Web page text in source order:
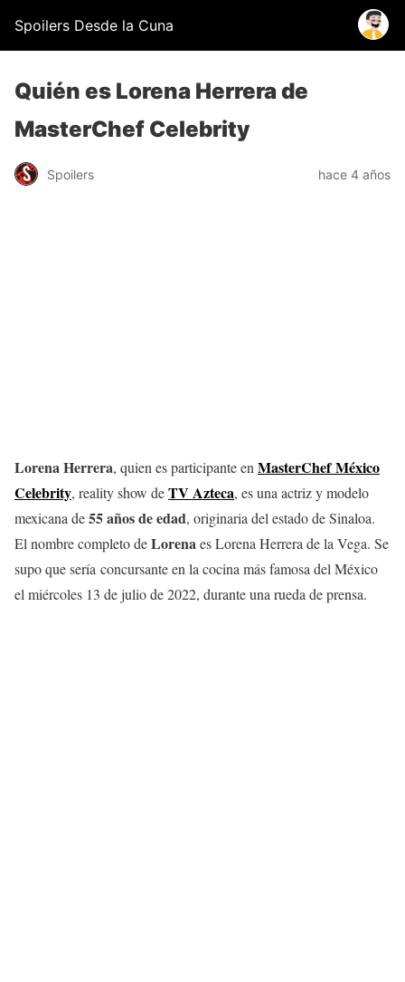
Spoilers Desde la Cuna
Quién es Lorena Herrera de
MasterChef Celebrity
Spoilers hace 4 años
Lorena Herrera, quien es participante en MasterChef México
Celebrity, reality show deTV Azteca, es una actriz y modelo
mexicana de55 años de edad, originaria del estado de Sinaloa.
El nombre completo deLorenaes Lorena Herrera de la Vega. Se
supo que sería concursante en la cocina más famosa del México
el miércoles 13 de julio de 2022, durante una rueda de prensa.